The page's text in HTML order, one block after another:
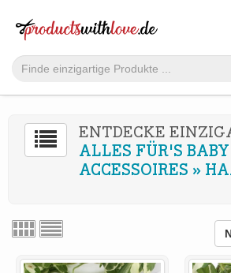
ENTDECKE
ALLES FÜR'S BABY
ACCESSOIRES »